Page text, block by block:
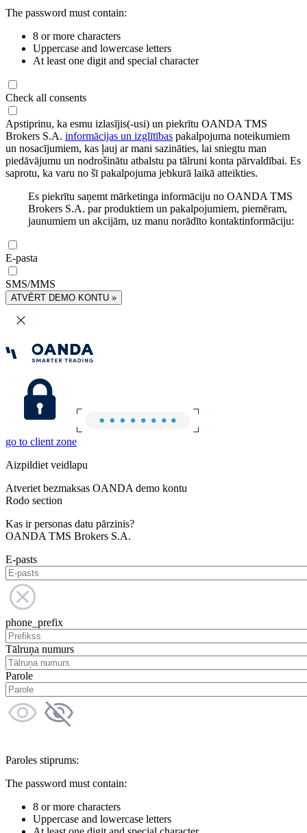
The password must contain:
8 or more characters
Uppercase and lowercase letters
At least one digit and special character
Check all consents
Apstiprinu, ka esmu izlasījis(-usi) un piekrītu OANDA TMS
Brokers S.A. informācijas un izglītības pakalpojuma noteikumiem
un nosacījumiem, kas ļauj ar mani sazināties, lai sniegtu man
piedāvājumu un nodrošinātu atbalstu pa tālruni konta pārvaldībai. Es
saprotu, ka varu no šī pakalpojuma jebkurā laikā atteikties.
Es piekrītu saņemt mārketinga informāciju no OANDA TMS
Brokers S.A. par produktiem un pakalpojumiem, piemēram,
jaunumiem un akcijām, uz manu norādīto kontaktinformāciju:
E-pasta
SMS/MMS
ATVĒRT DEMO KONTU »
go to client zone
Aizpildiet veidlapu
Atveriet bezmaksas OANDA demo kontu
Rodo section
Kas ir personas datu pārzinis?
OANDA TMS Brokers S.A.
E-pasts
phone_prefix
Tālruņa numurs
Parole
Paroles stiprums:
The password must contain:
8 or more characters
Uppercase and lowercase letters